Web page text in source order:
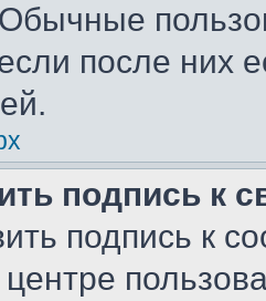
после них
подпись к
подпись к